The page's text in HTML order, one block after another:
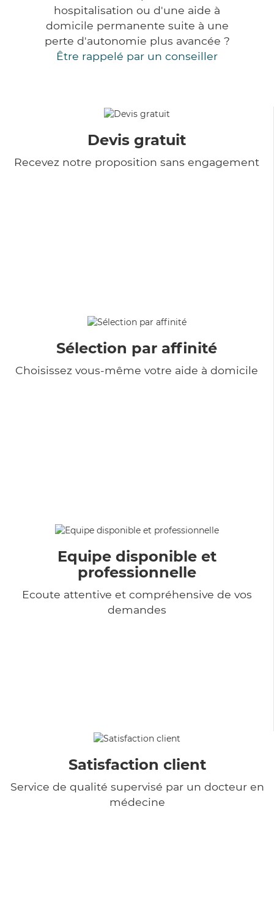
hospitalisation ou d'une aide à
domicile permanente suite à une
perte d'autonomie plus avancée ?
Être rappelé par un conseiller
Devis gratuit
Recevez notre proposition sans engagement
Sélection par affinité
Choisissez vous-même votre aide à domicile
Equipe disponible et
professionnelle
Ecoute attentive et compréhensive de vos
demandes
Satisfaction client
Service de qualité supervisé par un docteur en
médecine